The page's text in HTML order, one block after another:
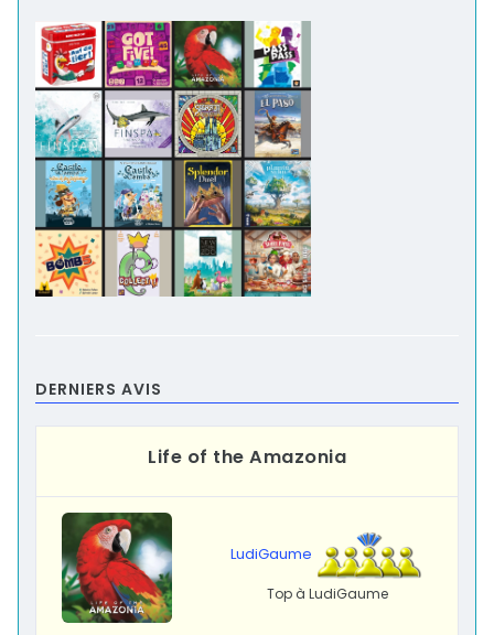
DERNIERS AVIS
Life of the Amazonia
LudiGaume
Top à LudiGaume